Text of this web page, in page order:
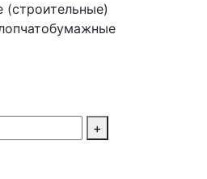
(строительные)
+